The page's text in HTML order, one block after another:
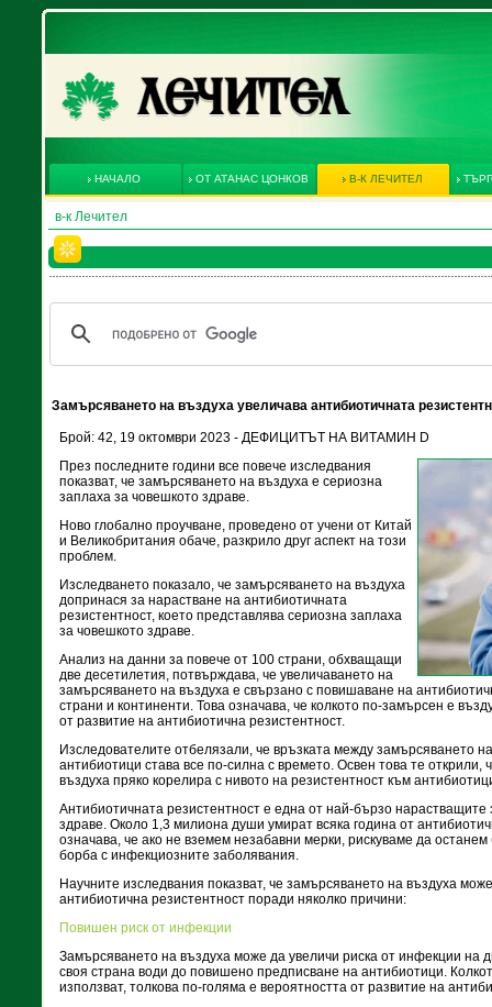
НАЧАЛО ОТ АТАНАС ЦОНКОВ В-К ЛЕЧИТЕЛ
в-к Лечител
Замърсяването на въздуха увеличава антибиотичната
Брой: 42, 19 октомври 2023 - ДЕФИЦИТЪТ НА ВИТАМИН D
През последните години все повече изследвания
показват, че замърсяването на въздуха е сериозна
заплаха за човешкото здраве.
Ново глобално проучване, проведено от учени от Китай
и Великобритания обаче, разкрило друг аспект на този
проблем.
Изследването показало, че замърсяването на въздуха
допринася за нарастване на антибиотичната
резистентност, което представлява сериозна заплаха
за човешкото здраве.
Анализ на данни за повече от 100 страни, обхващащи
две десетилетия, потвърждава, че увеличаването на
замърсяването на въздуха е свързано с повишаване на
страни и континенти. Това означава, че колкото по-замърсен е
от развитие на антибиотична резистентност.
Изследователите отбелязали, че връзката между замърсяването
антибиотици става все по-силна с времето. Освен това те открили,
въздуха пряко корелира с нивото на резистентност към
Антибиотичната резистентност е една от най-бързо нарастващите
здраве. Около 1,3 милиона души умират всяка година от
означава, че ако не вземем незабавни мерки, рискуваме да
борба с инфекциозните заболявания.
Научните изследвания показват, че замърсяването на въздуха
антибиотична резистентност поради няколко причини:
Повишен риск от инфекции
Замърсяването на въздуха може да увеличи риска от инфекции на
своя страна води до повишено предписване на антибиотици.
използват, толкова по-голяма е вероятността от развитие на